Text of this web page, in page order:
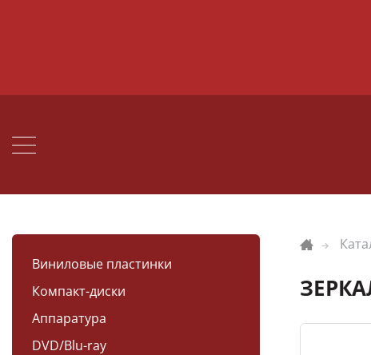
Виниловые пластинки
Компакт-диски
Аппаратура
DVD/Blu-ray